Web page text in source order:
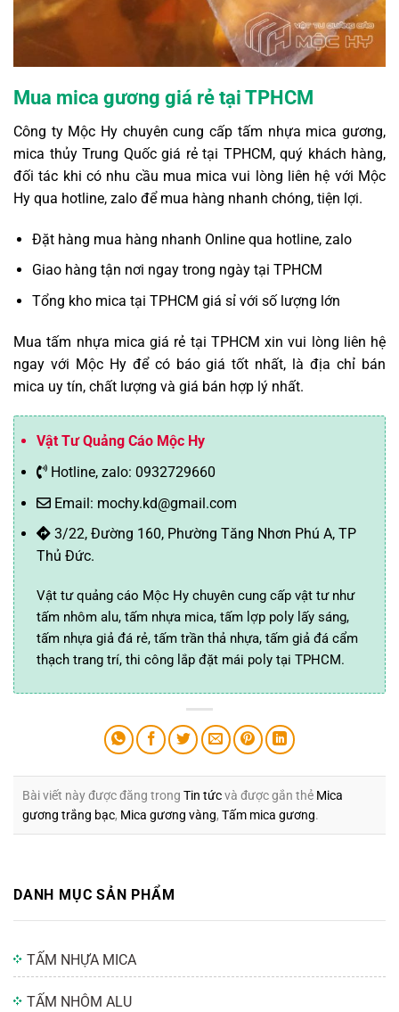
Mua mica gương giá rẻ tại TPHCM
Công ty Mộc Hy chuyên cung cấp tấm nhựa mica gương,
mica thủy Trung Quốc giá rẻ tại TPHCM, quý khách hàng,
đối tác khi có nhu cầu mua mica vui lòng liên hệ với Mộc
Hy qua hotline, zalo để mua hàng nhanh chóng, tiện lợi.
Đặt hàng mua hàng nhanh Online qua hotline, zalo
Giao hàng tận nơi ngay trong ngày tại TPHCM
Tổng kho mica tại TPHCM giá sỉ với số lượng lớn
Mua tấm nhựa mica giá rẻ tại TPHCM xin vui lòng liên hệ
ngay với Mộc Hy để có báo giá tốt nhất, làđịa chỉ bán
mica uy tín, chất lượng và giá bán hợp lý nhất.
Vật Tư Quảng Cáo Mộc Hy
Hotline, zalo: 0932729660
Email: mochy.kd@gmail.com
3/22, Đường 160, Phường Tăng Nhơn Phú A, TP
Thủ Đức.
Vật tư quảng cáo Mộc Hy chuyên cung cấp vật tư như
tấm nhôm alu, tấm nhựa mica, tấm lợp poly lấy sáng,
tấm nhựa giả đá rẻ, tấm trần thả nhựa, tấm giả đá cẩm
thạch trang trí, thi công lắp đặt mái poly tại TPHCM.
Bài viết này được đăng trong Tin tứcvà được gắn thẻ Mica
gương trắng bạc, Mica gương vàng, Tấm mica gương.
DANH MỤC SẢN PHẨM
TẤM NHỰA MICA
TẤM NHÔM ALU